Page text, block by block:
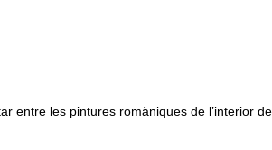
les pintures romàniques de l’interior